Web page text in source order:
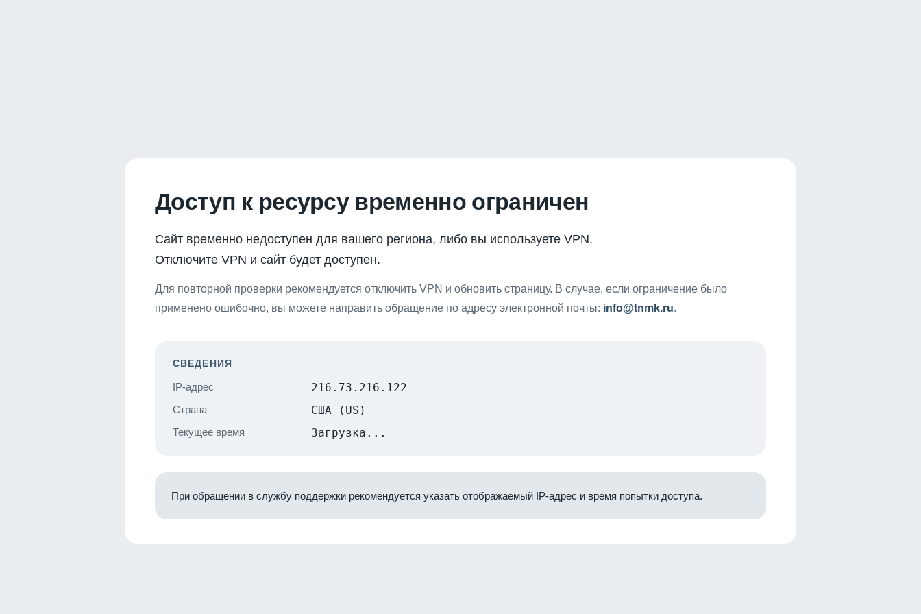
Доступ к ресурсу временно ограничен
Сайт временно недоступен для вашего региона, либо вы используете VPN.
Отключите VPN и сайт будет доступен.
Для повторной проверки рекомендуется отключить VPN и обновить страницу. В случае, если ограничение было
применено ошибочно, вы можете направить обращение по адресу электронной почты: info@tnmk.ru.
СВЕДЕНИЯ
IP-адрес 216.73.216.122
Страна США (US)
Текущее время Загрузка...
При обращении в службу поддержки рекомендуется указать отображаемый IP-адрес и время попытки доступа.